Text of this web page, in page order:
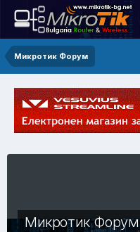
Микротик Форум
Микротик Форум